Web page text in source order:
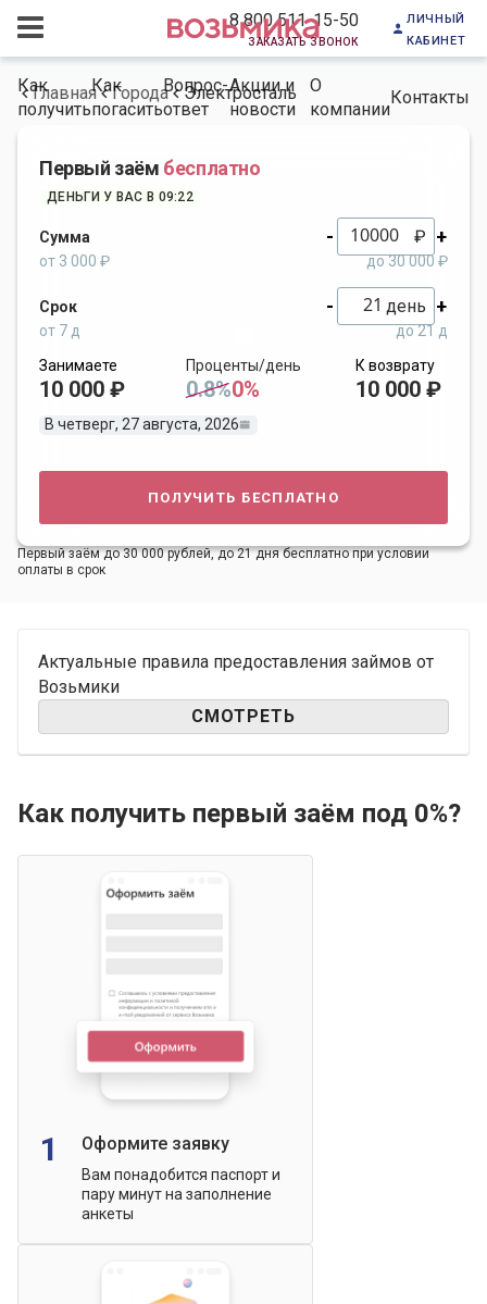
8 800 511-15-50
заказать звонок
личный
кабинет
Как
получить
Как
погасить
Вопрос-
ответ
Акции и
новости
О
компании
Контакты
Главная Города Электросталь
Первый заём бесплатно
ДЕНЬГИ У ВАС В 09:22
Сумма - ₽ +
от 3 000 ₽ до 30 000 ₽
Срок - день +
от 7 д
до 21 д
Занимаете
10 000 ₽
Проценты/день
0.8%0%
К возврату
10 000 ₽
В четверг, 27 августа, 2026
получить бесплатно
Первый заём до 30 000 рублей, до 21 дня бесплатно при условии
оплаты в срок
Актуальные правила предоставления займов от
Возьмики
СМОТРЕТЬ
Как получить первый заём под 0%?
1 Оформите заявку
Вам понадобится паспорт и
пару минут на заполнение
анкеты